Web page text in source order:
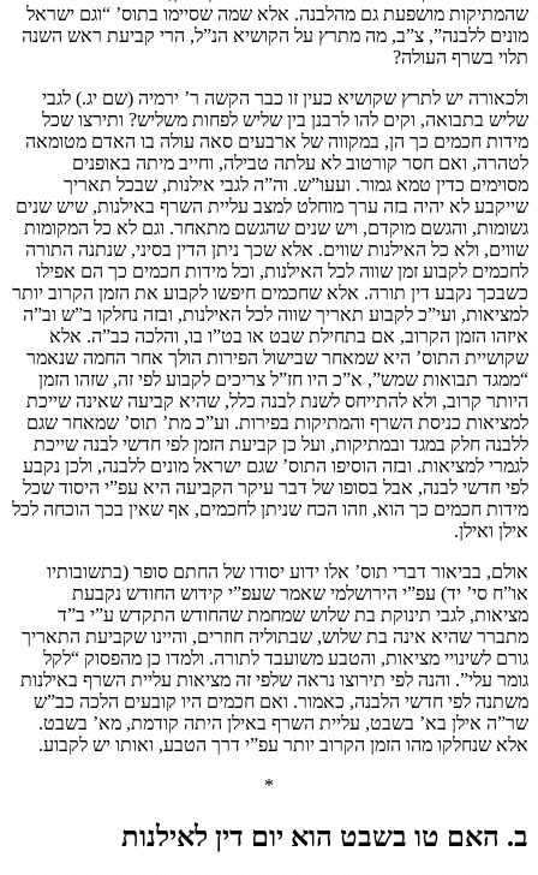
שהמתיקות מושפעת גם מהלבנה. אלא שמה שסיימו בתוס’ “וגם ישראל
מונים ללבנה”, צ”ב, מה מתרץ על הקושיא הנ”ל, הרי קביעת ראש השנה
תלוי בשרף העולה?
ולכאורה יש לתרץ שקושיא כעין זו כבר הקשה ר’ ירמיה (שם יג.) לגבי
שליש בתבואה, וקים להו לרבנן בין שליש לפחות משליש? ותירצו שכל
מידות חכמים כך הן, במקווה של ארבעים סאה עולה בו האדם מטומאה
לטהרה, ואם חסר קורטוב לא עלתה טבילה, וחייב מיתה באופנים
מסוימים כדין טמא גמור. ועעו”ש. וה”ה לגבי אילנות, שבכל תאריך
שייקבע לא יהיה בזה ערך מוחלט למצב עליית השרף באילנות, שיש שנים
גשומות, והגשם מוקדם, ויש שנים שהגשם מתאחר. וגם לא כל המקומות
שווים, ולא כל האילנות שווים. אלא שכך ניתן הדין בסיני, שנתנה התורה
לחכמים לקבוע זמן שווה לכל האילנות, וכל מידות חכמים כך הם אפילו
כשבכך נקבע דין תורה. אלא שחכמים חיפשו לקבוע את הזמן הקרוב יותר
למציאות, ועי”כ לקבוע תאריך שווה לכל האילנות, ובזה נחלקו ב”ש וב”ה
איזהו הזמן הקרוב, אם בתחילת שבט או בט”ו בו, והלכה כב”ה. אלא
שקושיית התוס’ היא שמאחר שבישול הפירות הולך אחר החמה שנאמר
“ממגד תבואות שמש”, א”כ היו חז”ל צריכים לקבוע לפי זה, שזהו הזמן
היותר קרוב, ולא להתייחס לשנת לבנה כלל, שהיא קביעה שאינה שייכת
למציאות כניסת השרף והמתיקות בפירות. וע”כ מת’ תוס’ שמאחר שגם
ללבנה חלק במגד ובמתיקות, ועל כן קביעת הזמן לפי חדשי לבנה שייכת
לגמרי למציאות. ובזה הוסיפו התוס’ שגם ישראל מונים ללבנה, ולכן נקבע
לפי חדשי לבנה, אבל בסופו של דבר עיקר הקביעה היא עפ”י היסוד שכל
מידות חכמים כך הוא, וזהו הכח שניתן לחכמים, אף שאין בכך הוכחה לכל
אילן ואילן.
אולם, בביאור דברי תוס’ אלו ידוע יסודו של החתם סופר (בתשובותיו
או”ח סי’ יד) עפ”י הירושלמי שאמר שעפ”י קידוש החודש נקבעת
מציאות, לגבי תינוקת בת שלוש שמחמת שהחודש התקדש ע”י ב”ד
מתברר שהיא אינה בת שלוש, שבתוליה חוזרים, והיינו שקביעת התאריך
גורם לשינויי מציאות, והטבע משועבד לתורה. ולמדו כן מהפסוק “לקל
גומר עלי”. והנה לפי תירוצו נראה שלפי זה מציאות עליית השרף באילנות
משתנה לפי חדשי הלבנה, כאמור. ואם חכמים היו קובעים הלכה כב”ש
שר”ה אילן בא’ בשבט, עליית השרף באילן היתה קודמת, מא’ בשבט.
אלא שנחלקו מהו הזמן הקרוב יותר עפ”י דרך הטבע, ואותו יש לקבוע.
*
ב. האם טו בשבט הוא יום דין לאילנות